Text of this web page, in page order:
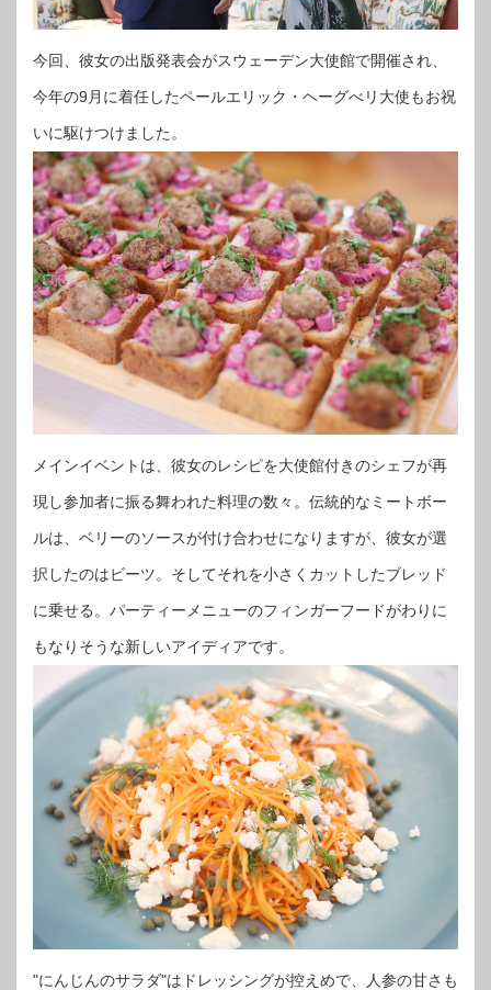
今回、彼女の出版発表会がスウェーデン大使館で開催され、
今年の9月に着任したペールエリック・ヘーグべリ大使もお祝
いに駆けつけました。
メインイベントは、彼女のレシピを大使館付きのシェフが再
現し参加者に振る舞われた料理の数々。伝統的なミートボー
ルは、ベリーのソースが付け合わせになりますが、彼女が選
択したのはビーツ。そしてそれを小さくカットしたブレッド
に乗せる。パーティーメニューのフィンガーフードがわりに
もなりそうな新しいアイディアです。
"にんじんのサラダ"はドレッシングが控えめで、人参の甘さも